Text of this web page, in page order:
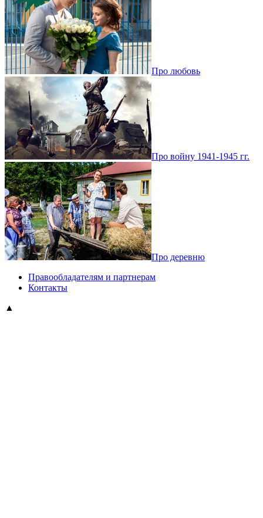
Про любовь
Про войну 1941-1945 гг.
Про деревню
Правообладателям и партнерам
Контакты
▲